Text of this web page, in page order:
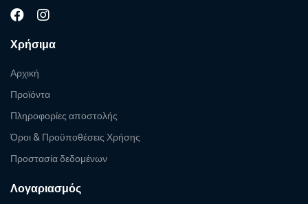
Χρήσιμα
Αρχική
Προϊόντα
Πληροφορίες αποστολής
Όροι & Προϋποθέσεις Χρήσης
Προστασία δεδομένων
Λογαριασμός